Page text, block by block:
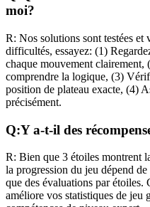
moi?
R: Nos solutions sont testées et
difficultés, essayez: (1)
chaque mouvement clairement,
comprendre la logique, (3)
position de plateau exacte, (4)
précisément.
Q:Y a-t-il des
R: Bien que 3 étoiles montrent
la progression du jeu dépend
que des évaluations par étoiles.
améliore vos statistiques de jeu